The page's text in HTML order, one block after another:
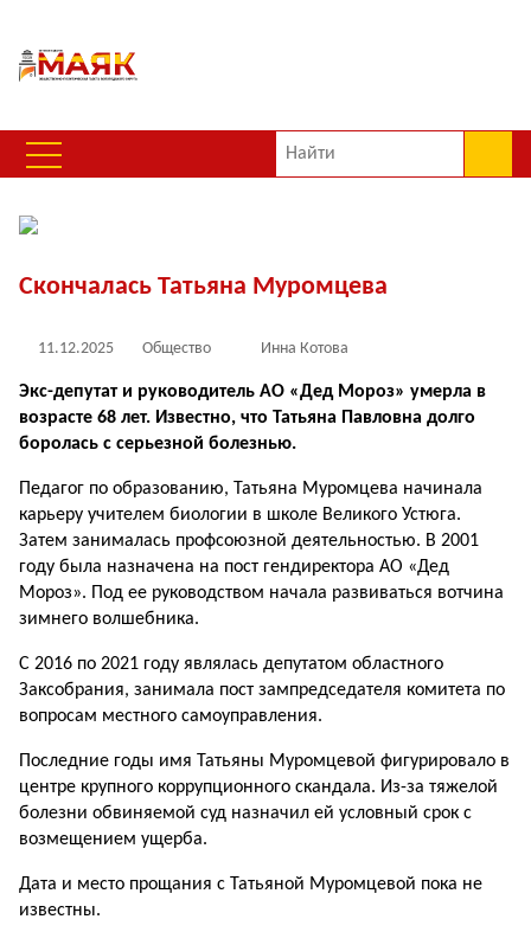
Скончалась Татьяна Муромцева
11.12.2025 Общество Инна Котова
Экс-депутат и руководитель АО «Дед Мороз» умерла в
возрасте 68 лет. Известно, что Татьяна Павловна долго
боролась с серьезной болезнью.
Педагог по образованию, Татьяна Муромцева начинала
карьеру учителем биологии в школе Великого Устюга.
Затем занималась профсоюзной деятельностью. В 2001
году была назначена на пост гендиректора АО «Дед
Мороз». Под ее руководством начала развиваться вотчина
зимнего волшебника.
С 2016 по 2021 году являлась депутатом областного
Заксобрания, занимала пост зампредседателя комитета по
вопросам местного самоуправления.
Последние годы имя Татьяны Муромцевой фигурировало в
центре крупного коррупционного скандала. Из-за тяжелой
болезни обвиняемой суд назначил ей условный срок с
возмещением ущерба.
Дата и место прощания с Татьяной Муромцевой пока не
известны.